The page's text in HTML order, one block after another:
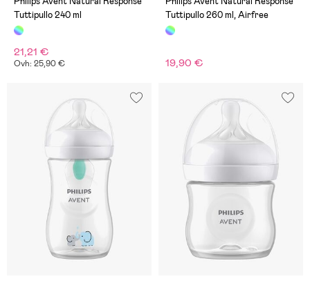
Tuttipullo 240 ml
21,21 €
Ovh: 25,90 €
Tuttipullo 260 ml, Airfree
19,90 €